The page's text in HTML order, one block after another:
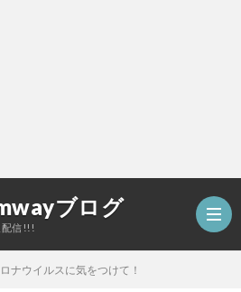
ブログ
配信!!!
ナウイルスに気をつけて！